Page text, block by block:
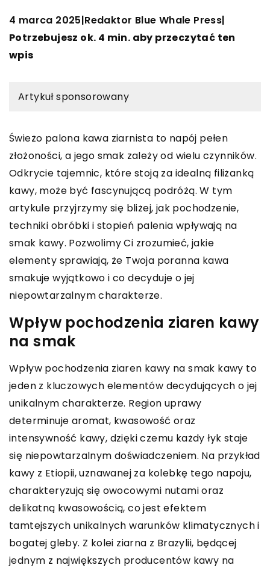
4 marca 2025|Redaktor Blue Whale Press|
Potrzebujesz ok. 4 min. aby przeczytać ten
wpis
Artykuł sponsorowany
Świeżo palona kawa ziarnista to napój pełen
złożoności, a jego smak zależy od wielu czynników.
Odkrycie tajemnic, które stoją za idealną filiżanką
kawy, może być fascynującą podróżą. W tym
artykule przyjrzymy się bliżej, jak pochodzenie,
techniki obróbki i stopień palenia wpływają na
smak kawy. Pozwolimy Ci zrozumieć, jakie
elementy sprawiają, że Twoja poranna kawa
smakuje wyjątkowo i co decyduje o jej
niepowtarzalnym charakterze.
Wpływ pochodzenia ziaren kawy
na smak
Wpływ pochodzenia ziaren kawy na smak kawy to
jeden z kluczowych elementów decydujących o jej
unikalnym charakterze. Region uprawy
determinuje aromat, kwasowość oraz
intensywność kawy, dzięki czemu każdy łyk staje
się niepowtarzalnym doświadczeniem. Na przykład
kawy z Etiopii, uznawanej za kolebkę tego napoju,
charakteryzują się owocowymi nutami oraz
delikatną kwasowością, co jest efektem
tamtejszych unikalnych warunków klimatycznych i
bogatej gleby. Z kolei ziarna z Brazylii, będącej
jednym z największych producentów kawy na